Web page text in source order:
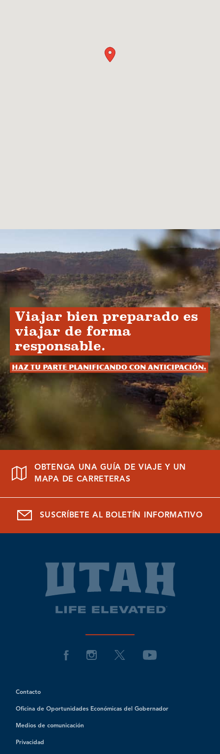
Viajar bien preparado es
viajar de forma
responsable.
Haz tu parte planificando con anticipación.
OBTENGA UNA GUÍA DE VIAJE Y UN
MAPA DE CARRETERAS
SUSCRÍBETE AL BOLETÍN INFORMATIVO
Contacto
Oficina de Oportunidades Económicas del Gobernador
Medios de comunicación
Privacidad